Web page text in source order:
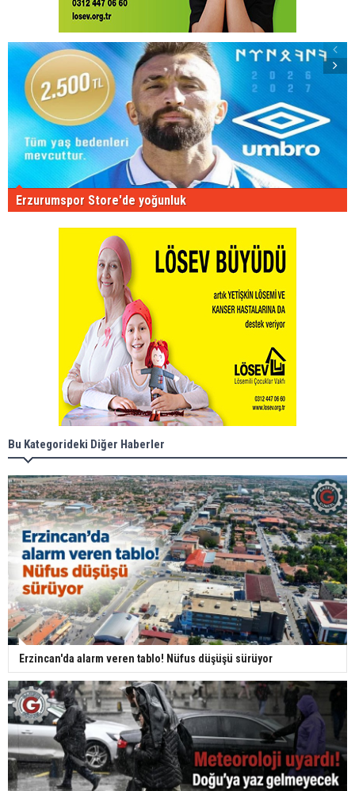
Erzurumspor Store'de yoğunluk
Bu Kategorideki Diğer Haberler
Erzincan'da alarm veren tablo! Nüfus düşüşü sürüyor